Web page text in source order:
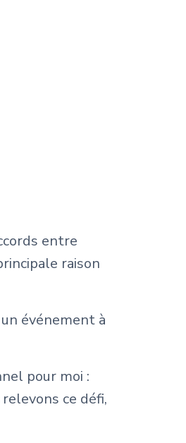
entre
raison
événement à
pour moi :
ce défi,